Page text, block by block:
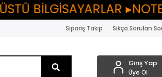
Sipariş Takip Sıkça Sorulan
Giriş Yap
Üye Ol